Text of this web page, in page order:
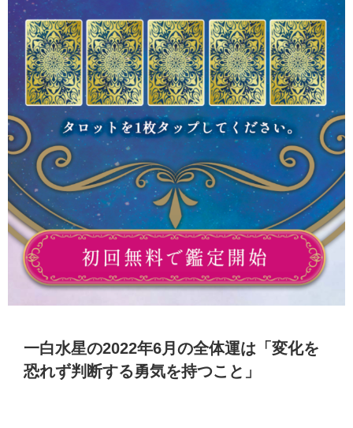
一白水星の2022年6月の全体運は「変化を
恐れず判断する勇気を持つこと」